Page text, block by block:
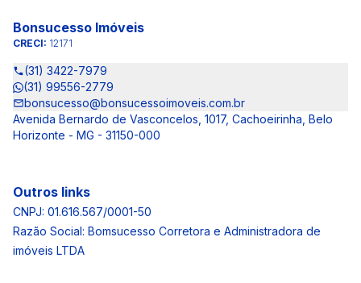
Bonsucesso Imóveis
CRECI: 12171
(31) 3422-7979
(31) 99556-2779
bonsucesso@bonsucessoimoveis.com.br
Avenida Bernardo de Vasconcelos, 1017, Cachoeirinha, Belo
Horizonte - MG - 31150-000
Outros links
CNPJ: 01.616.567/0001-50
Razão Social: Bomsucesso Corretora e Administradora de
imóveis LTDA